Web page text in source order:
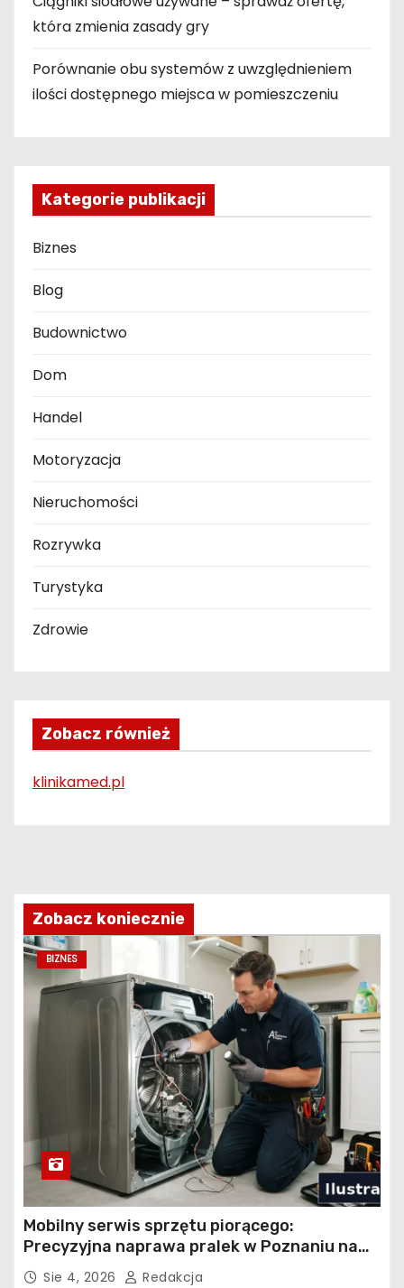
która zmienia zasady gry
Porównanie obu systemów z uwzględnieniem
ilości dostępnego miejsca w pomieszczeniu
Kategorie publikacji
Biznes
Blog
Budownictwo
Dom
Handel
Motoryzacja
Nieruchomości
Rozrywka
Turystyka
Zdrowie
Zobacz również
klinikamed.pl
Zobacz koniecznie
BIZNES
Mobilny serwis sprzętu piorącego:
Precyzyjna naprawa pralek w Poznaniu na
Piątkowie
Sie 4, 2026 Redakcja